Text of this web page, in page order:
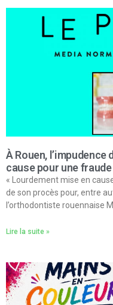
À Rouen,
cause pour une
« Lourdement mise en
de son procès pour, entre
l’orthodontiste rouennaise
Lire la suite »